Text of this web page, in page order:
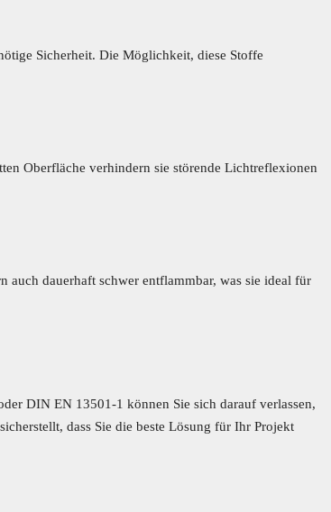
Sicherheit. Die Möglichkeit, diese Stoffe
Oberfläche verhindern sie störende Lichtreflexionen
auch dauerhaft schwer entflammbar, was sie ideal für
DIN EN 13501-1 können Sie sich darauf verlassen,
dass Sie die beste Lösung für Ihr Projekt